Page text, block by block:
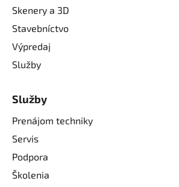
Skenery a 3D
Stavebníctvo
Výpredaj
Služby
Služby
Prenájom techniky
Servis
Podpora
Školenia